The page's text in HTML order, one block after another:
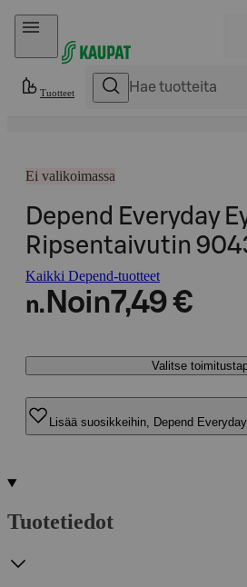
Hyppää sisältöön
Tuotteet
Ei valikoimassa
Depend Everyday
Ripsentaivutin
Kaikki Depend-tuotteet
n. Noin7,49 €
Valitse
Lisää suosikkeihin, Depend
Tuotetiedot